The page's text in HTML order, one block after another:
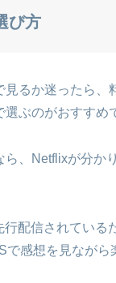
び方
見るか迷ったら、
選ぶのがおすすめ
ら、Netflixが分か
行配信されている
で感想を見ながら